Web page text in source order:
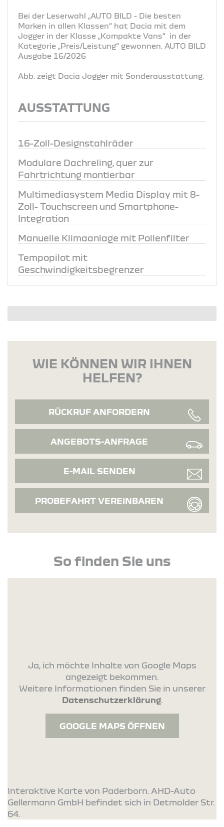
Bei der Leserwahl „AUTO BILD - Die besten
Marken in allen Klassen“ hat Dacia mit dem
Jogger in der Klasse „Kompakte Vans“ in der
Kategorie „Preis/Leistung“ gewonnen. AUTO BILD
Ausgabe 16/2026
Abb. zeigt Dacia Jogger mit Sonderausstattung.
AUSSTATTUNG
16-Zoll-Designstahlräder
Modulare Dachreling, quer zur
Fahrtrichtung montierbar
Multimediasystem Media Display mit 8-
Zoll- Touchscreen und Smartphone-
Integration
Manuelle Klimaanlage mit Pollenfilter
Tempopilot mit
Geschwindigkeitsbegrenzer
WIE KÖNNEN WIR IHNEN
HELFEN?
RÜCKRUF ANFORDERN
ANGEBOTS-ANFRAGE
E-MAIL SENDEN
PROBEFAHRT VEREINBAREN
So finden Sie uns
Ja, ich möchte Inhalte von Google Maps
angezeigt bekommen.
Weitere Informationen finden Sie in unserer
Datenschutzerklärung.
GOOGLE MAPS ÖFFNEN
Interaktive Karte von Paderborn. AHD-Auto
Gellermann GmbH befindet sich in Detmolder Str.
64.